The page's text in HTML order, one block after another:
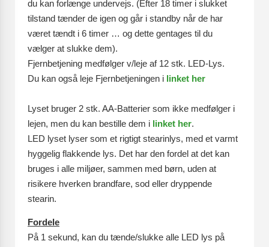
du kan forlænge undervejs. (Efter 18 timer i slukket
tilstand tænder de igen og går i standby når de har
været tændt i 6 timer … og dette gentages til du
vælger at slukke dem).
Fjernbetjening medfølger v/leje af 12 stk. LED-Lys.
Du kan også leje Fjernbetjeningen i linket her
Lyset bruger 2 stk. AA-Batterier som ikke medfølger i
lejen, men du kan bestille dem i linket her.
LED lyset lyser som et rigtigt stearinlys, med et varmt
hyggelig flakkende lys. Det har den fordel at det kan
bruges i alle miljøer, sammen med børn, uden at
risikere hverken brandfare, sod eller dryppende
stearin.
Fordele
På 1 sekund, kan du tænde/slukke alle LED lys på